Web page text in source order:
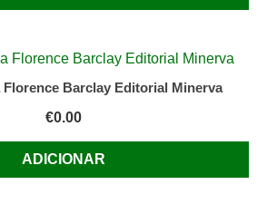
Florence Barclay Editorial Minerva
€0.00
ADICIONAR